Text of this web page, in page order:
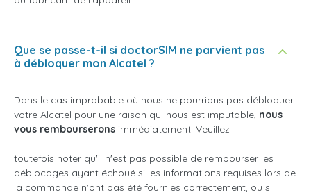
Que se passe-t-il si doctorSIM ne parvient pas
à débloquer mon Alcatel ?
Dans le cas improbable où nous ne pourrions pas débloquer
votre Alcatel pour une raison qui nous est imputable, nous
vous rembourserons immédiatement. Veuillez
toutefois noter qu'il n'est pas possible de rembourser les
déblocages ayant échoué si les informations requises lors de
la commande n'ont pas été fournies correctement, ou si